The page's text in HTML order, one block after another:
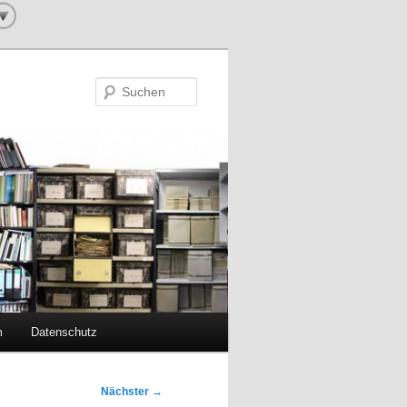
Datenschutz
Nächster →